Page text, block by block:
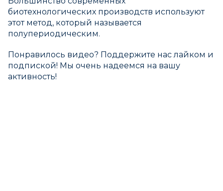
биотехнологических производств используют
этот метод, который называется
полупериодическим.
Понравилось видео? Поддержите нас лайком и
подпиской! Мы очень надеемся на вашу
активность!